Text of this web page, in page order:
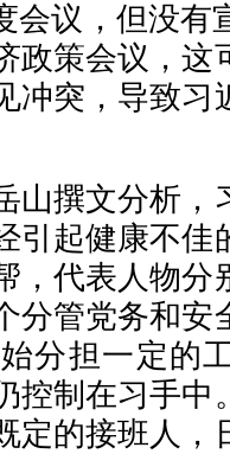
会议，但没有
政策会议，这
冲突，导致习
撰文分析，
引起健康不佳
，代表人物分
分管党务和安
分担一定的
控制在习手中
定的接班人，